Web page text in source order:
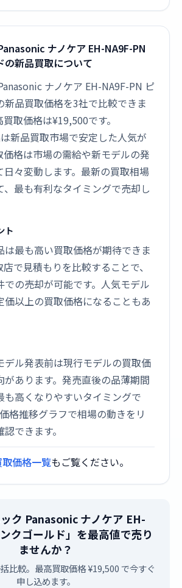
ナノケア EH-NA9F-PN
の新品買取について
ナノケア EH-NA9F-PN ピ
新品買取価格を3社で比較できま
取価格は¥19,500です。
新品買取市場で安定した人気が
価格は市場の需給や新モデルの発
日々変動します。最新の買取相場
、最も有利なタイミングで売却し
ト
は最も高い買取価格が期待できま
で見積もりを比較することで、
での売却が可能です。人気モデル
価以上の買取価格になることもあ
デル発表前は現行モデルの買取価
があります。発売直後の品薄期間
も高くなりやすいタイミングで
格推移グラフで相場の動きをリ
できます。
価格一覧もご覧ください。
ック Panasonic ナノケア EH-
クゴールド」を最高値で売り
ませんか？
比較。最高買取価格 ¥19,500 で今すぐ
申し込めます。